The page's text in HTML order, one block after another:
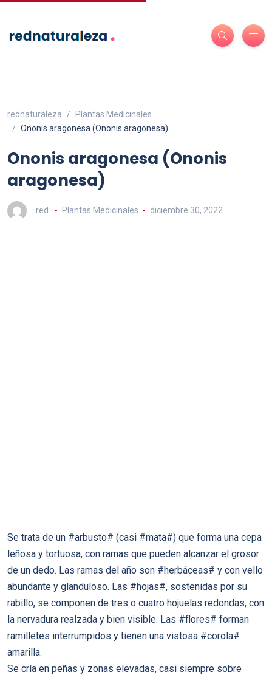
rednaturaleza
Plantas Medicinales
Ononis aragonesa (Ononis aragonesa)
Ononis aragonesa (Ononis
aragonesa)
red Plantas Medicinales diciembre 30, 2022
Se trata de un #arbusto# (casi #mata#) que forma una cepa
leñosa y tortuosa, con ramas que pueden alcanzar el grosor
de un dedo. Las ramas del año son #herbáceas# y con vello
abundante y glanduloso. Las #hojas#, sostenidas por su
rabillo, se componen de tres o cuatro hojuelas redondas, con
la nervadura realzada y bien visible. Las #flores# forman
ramilletes interrumpidos y tienen una vistosa #corola#
amarilla.
Se cría en peñas y zonas elevadas, casi siempre sobre